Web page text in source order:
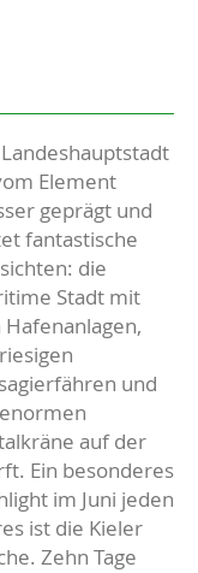
Element
geprägt und
fantastische
die
Stadt mit
Hafenanlagen,
und
auf der
Ein besonderes
im Juni jeden
ist die Kieler
Zehn Tage